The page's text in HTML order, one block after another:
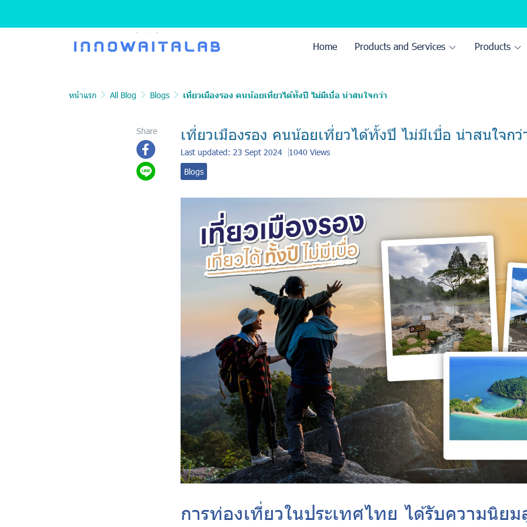
Home Products and Services Products
หน้าแรก All Blog Blogs เที่ยวเมืองรอง คนน้อยเที่ยวได้ทั้งปี ไม่มีเบื่อ น่าสนใจกว่า
Share เที่ยวเมืองรอง คนน้อยเที่ยวได้ทั้งปี ไม่มีเบื่อ น่าสนใจกว่
Last updated: 23 Sept 2024
1040 Views
Blogs
การท่องเที่ยวในประเทศไทย ได้รับความนิยม